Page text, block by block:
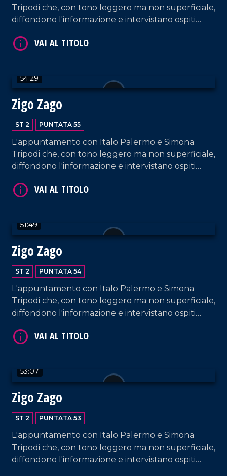
Tripodi che, con tono leggero ma non superficiale,
diffondono l'informazione e intervistano ospiti
Lamezia Terme.
54:29
Zigo Zago
ST 2 PUNTATA 55
L'appuntamento con Italo Palermo e Simona
Tripodi che, con tono leggero ma non superficiale,
diffondono l'informazione e intervistano ospiti
Lamezia Terme.
51:49
Zigo Zago
ST 2 PUNTATA 54
L'appuntamento con Italo Palermo e Simona
Tripodi che, con tono leggero ma non superficiale,
diffondono l'informazione e intervistano ospiti
Lamezia Terme.
53:07
Zigo Zago
ST 2 PUNTATA 53
L'appuntamento con Italo Palermo e Simona
Tripodi che, con tono leggero ma non superficiale,
diffondono l'informazione e intervistano ospiti
VAI AL TITOLO
VAI AL TITOLO